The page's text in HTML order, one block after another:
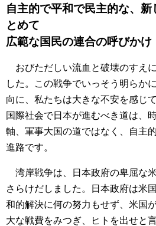
自主的で平和で民主的な、
とめて
広範な国民の連合の呼びかけ
おびただしい流血と破壊のすえ
した。この戦争でいっそう明らか
向に、私たちは大きな不安を感じ
国際社会で日本が進むべき道は、
軸、軍事大国の道ではなく、自主
進路です。
湾岸戦争は、日本政府の卑屈な
さらけだしました。日本政府は米
和的解決に何の努力もせず、米国
大な戦費をみつぎ、ヒトを出せと